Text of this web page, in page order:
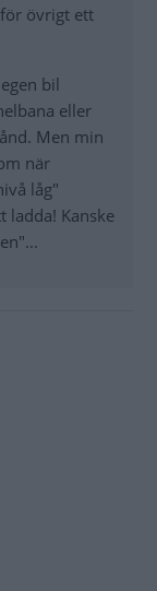
övrigt ett
bil
eller
Men min
när
låg"
ladda! Kanske